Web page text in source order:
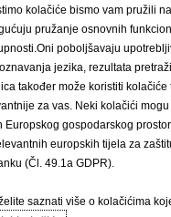
za više detalja.
dodatnu
kolačiće bismo vam pružili
pružanje osnovnih
poboljšavaju
jezika, rezultata
također može koristiti
za vas. Neki kolačići
Europskog gospodarskog
europskih tijela za
(Čl. 49.1a GDPR).
saznati više o kolačićima